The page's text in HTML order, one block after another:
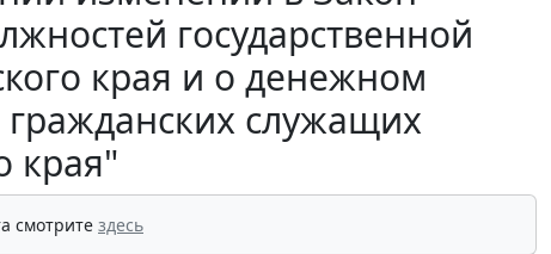
государственной
края и о денежном
служащих
края"
смотрите здесь